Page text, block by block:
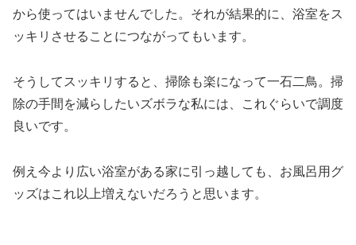
から使ってはいませんでした。それが結果的に、浴室をス
ッキリさせることにつながってもいます。
そうしてスッキリすると、掃除も楽になって一石二鳥。掃
除の手間を減らしたいズボラな私には、これぐらいで調度
良いです。
例え今より広い浴室がある家に引っ越しても、お風呂用グ
ッズはこれ以上増えないだろうと思います。